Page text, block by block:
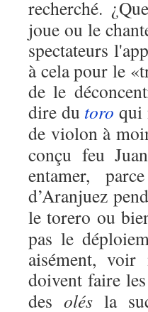
recherché.
joue ou le
spectateurs
à cela pour le
de le
dire du toro qui
de violon à
conçu feu
entamer,
d’Aranjuez
le torero ou
pas le
aisément,
doivent faire
des olésla